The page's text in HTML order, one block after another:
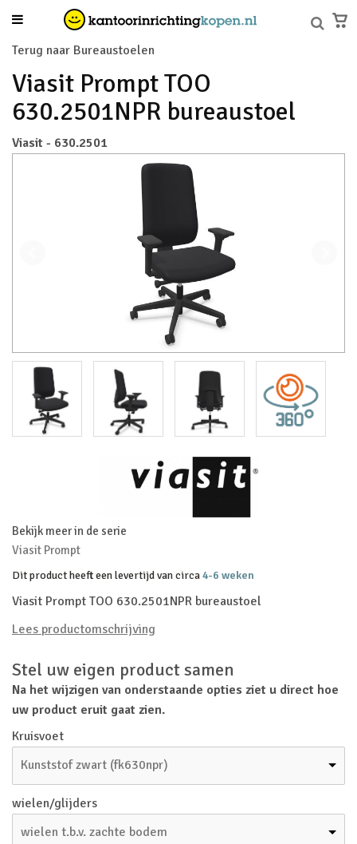
Terug naar Bureaustoelen
Viasit Prompt TOO
630.2501NPR bureaustoel
Viasit - 630.2501
Bekijk meer in de serie
Viasit Prompt
Dit product heeft een levertijd van circa4-6 weken
Viasit Prompt TOO 630.2501NPR bureaustoel
Lees productomschrijving
Stel uw eigen product samen
Na het wijzigen van onderstaande opties ziet u direct hoe
uw product eruit gaat zien.
Kruisvoet
Kunststof zwart (fk630npr)
wielen/glijders
wielen t.b.v. zachte bodem